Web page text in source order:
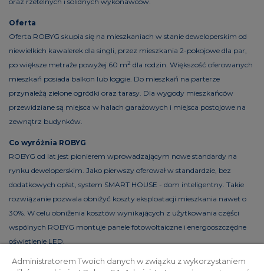
Oferta
Oferta ROBYG skupia się na mieszkaniach w stanie deweloperskim od
niewielkich kawalerek dla singli, przez mieszkania 2-pokojowe dla par,
po większe metraże powyżej 60 m2 dla rodzin. Większość oferowanych
mieszkań posiada balkon lub loggie. Do mieszkań na parterze
przynależą zielone ogródki oraz tarasy. Dla wygody mieszkańców
przewidziane są miejsca w halach garażowych i miejsca postojowe na
zewnątrz budynków.
Co wyróżnia ROBYG
ROBYG od lat jest pionierem wprowadzającym nowe standardy na
rynku deweloperskim. Jako pierwszy oferował w standardzie, bez
dodatkowych opłat, system SMART HOUSE - dom inteligentny. Takie
rozwiązanie pozwala obniżyć koszty eksploatacji mieszkania nawet o
30%. W celu obniżenia kosztów wynikających z użytkowania części
wspólnych ROBYG montuje panele fotowoltaiczne i energooszczędne
oświetlenie LED.
Administratorem Twoich danych w związku z wykorzystaniem